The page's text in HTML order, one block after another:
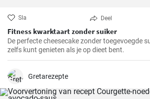
Sla Deel
Fitness kwarktaart zonder suiker
De perfecte cheesecake zonder toegevoegde
zelfs kunt genieten als je op dieet bent.
Gretarezepte